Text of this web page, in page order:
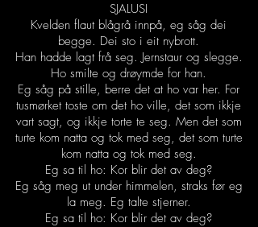
SJALUSI
Kvelden flaut blågrå innpå, eg såg dei
begge. Dei sto i eit nybrott.
Han hadde lagt frå seg. Jernstaur og slegge.
Ho smilte og drøymde for han.
Eg såg på stille, berre det at ho var her. For
tusmørket toste om det ho ville, det som ikkje
vart sagt, og ikkje torte te seg. Men det som
turte kom natta og tok med seg, det som turte
kom natta og tok med seg.
Eg sa til ho: Kor blir det av deg?
Eg såg meg ut under himmelen, straks før eg
la meg. Eg talte stjerner.
Eg sa til ho: Kor blir det av deg?